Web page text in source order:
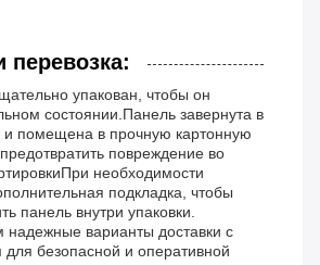
перевозка:
упакован, чтобы он
состоянии.Панель завернута в
помещена в прочную картонную
повреждение во
необходимости
подкладка, чтобы
панель внутри упаковки.
варианты доставки с
безопасной и оперативной